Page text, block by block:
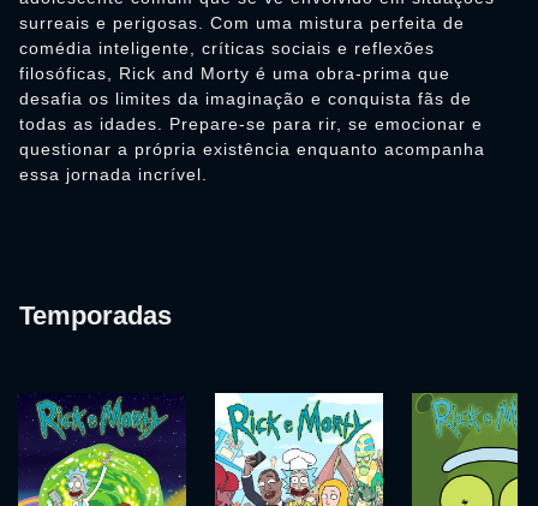
surreais e perigosas. Com uma mistura perfeita de
comédia inteligente, críticas sociais e reflexões
filosóficas, Rick and Morty é uma obra-prima que
desafia os limites da imaginação e conquista fãs de
todas as idades. Prepare-se para rir, se emocionar e
questionar a própria existência enquanto acompanha
essa jornada incrível.
Temporadas